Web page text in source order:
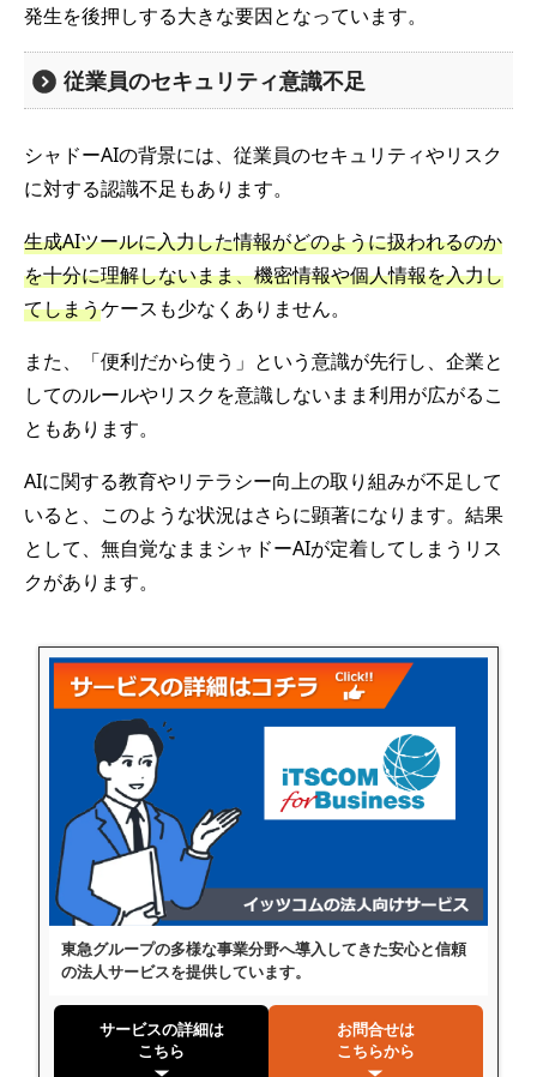
発生を後押しする大きな要因となっています。
従業員のセキュリティ意識不足
シャドーAIの背景には、従業員のセキュリティやリスク
に対する認識不足もあります。
生成AIツールに入力した情報がどのように扱われるのか
を十分に理解しないまま、機密情報や個人情報を入力し
てしまうケースも少なくありません。
また、「便利だから使う」という意識が先行し、企業と
してのルールやリスクを意識しないまま利用が広がるこ
ともあります。
AIに関する教育やリテラシー向上の取り組みが不足して
いると、このような状況はさらに顕著になります。結果
として、無自覚なままシャドーAIが定着してしまうリス
クがあります。
東急グループの多様な事業分野へ導入してきた安心と信頼
の法人サービスを提供しています。
サービスの詳細は
こちら
お問合せは
こちらから